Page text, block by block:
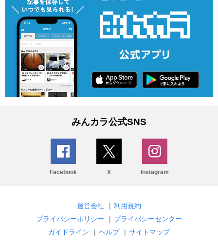
みんカラ公式SNS
Facebook X Instagram
運営会社 | 利用規約
プライバシーポリシー
| プライバシーセンター
ガイドライン
| ヘルプ | サイトマップ